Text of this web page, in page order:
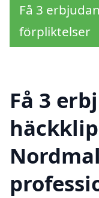
Få 3
förpliktelser
Få 3